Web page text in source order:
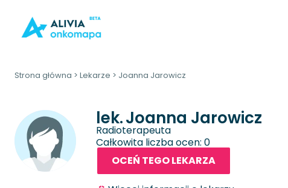
Strona główna > Lekarze > Joanna Jarowicz
lek.Joanna Jarowicz
Radioterapeuta
Całkowita liczba ocen: 0
OCEŃ TEGO LEKARZA